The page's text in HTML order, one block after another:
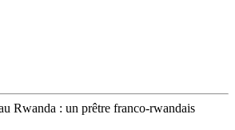
Rwanda : un prêtre franco-rwandais